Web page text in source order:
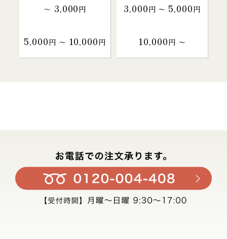
～ 3,000円 3,000円 〜 5,000円
5,000円 〜 10,000円 10,000円 〜